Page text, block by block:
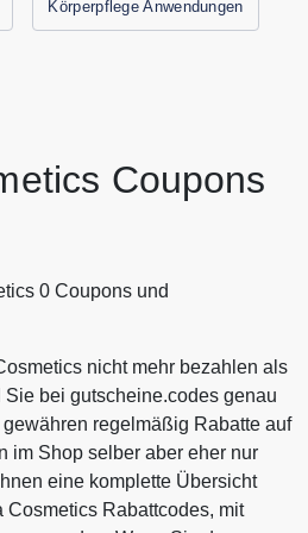
Die aktuellsten Gutscheine
Sie immer auf unserer
Körperpflege Anwendungen
Coupons
0 Coupons und
nicht mehr bezahlen als
bei gutscheine.codes genau
regelmäßig Rabatte auf
im Shop selber aber eher nur
eine komplette Übersicht
Cosmetics Rabattcodes, mit